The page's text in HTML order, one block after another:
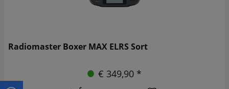
Radiomaster Boxer MAX ELRS Sort
€ 349,90 *